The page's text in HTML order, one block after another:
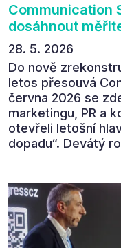
Communication
dosáhnout
28. 5. 2026
Do nově
letos přesouvá
června 2026 se
marketingu, PR a
otevřeli letošní
dopadu“. Devátý